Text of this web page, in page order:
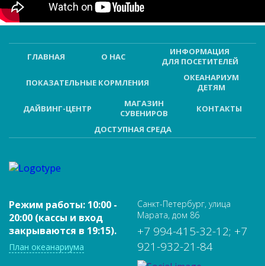
ГЛАВНАЯ О НАС
ИНФОРМАЦИЯ
ДЛЯ ПОСЕТИТЕЛЕЙ
ПОКАЗАТЕЛЬНЫЕ КОРМЛЕНИЯ
ОКЕАНАРИУМ
ДЕТЯМ
ДАЙВИНГ-ЦЕНТР
МАГАЗИН
СУВЕНИРОВ
КОНТАКТЫ
ДОСТУПНАЯ СРЕДА
Режим работы: 10:00 -
20:00 (кассы и вход
закрываются в 19:15).
План океанариума
Санкт-Петербург, улица
Марата, дом 86
+7 994-415-32-12; +7
921-932-21-84